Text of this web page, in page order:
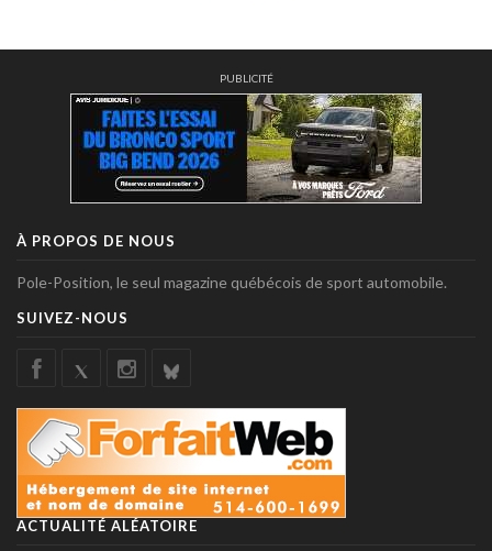
PUBLICITÉ
À PROPOS DE NOUS
Pole-Position, le seul magazine québécois de sport automobile.
SUIVEZ-NOUS
ACTUALITÉ ALÉATOIRE